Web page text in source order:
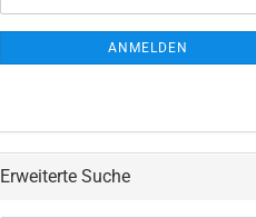
Alphorn und Blasorchester
Fagott und Blasorchester
Blasorchester
Horn und Blasorchester
Klarinette und Blasorchester
Chormusik anzeigen
Mail
ANMELDEN
Erweiterte Suche